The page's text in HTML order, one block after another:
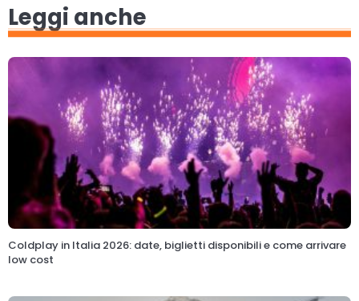
Leggi anche
Coldplay in Italia 2026: date, biglietti disponibili e come arrivare
low cost